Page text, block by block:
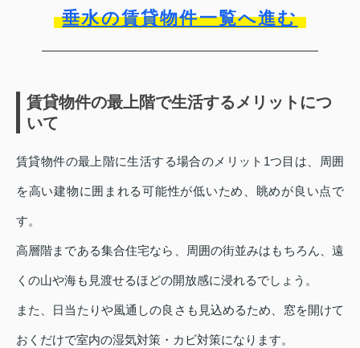
垂水の賃貸物件一覧へ進む
賃貸物件の最上階で生活するメリットにつ
いて
賃貸物件の最上階に生活する場合のメリット1つ目は、周囲
を高い建物に囲まれる可能性が低いため、眺めが良い点で
す。
高層階まである集合住宅なら、周囲の街並みはもちろん、遠
くの山や海も見渡せるほどの開放感に浸れるでしょう。
また、日当たりや風通しの良さも見込めるため、窓を開けて
おくだけで室内の湿気対策・カビ対策になります。